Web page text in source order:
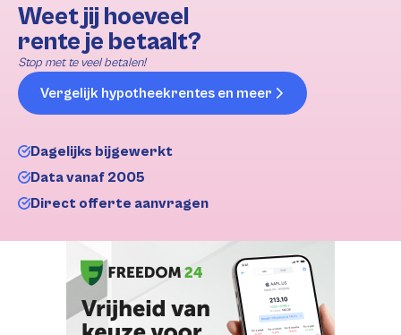
Weet jij hoeveel
rente je betaalt?
Stop met te veel betalen!
Vergelijk hypotheekrentes en meer
Dagelijks bijgewerkt
Data vanaf 2005
Direct offerte aanvragen